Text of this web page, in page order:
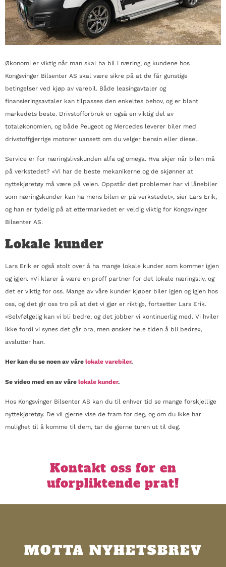
Økonomi er viktig når man skal ha bil i næring, og kundene hos
Kongsvinger Bilsenter AS skal være sikre på at de får gunstige
betingelser ved kjøp av varebil. Både leasingavtaler og
finansieringsavtaler kan tilpasses den enkeltes behov, og er blant
markedets beste. Drivstofforbruk er også en viktig del av
totaløkonomien, og både Peugeot og Mercedes leverer biler med
drivstoffgjerrige motorer uansett om du velger bensin eller diesel.
Service er for næringslivskunden alfa og omega. Hva skjer når bilen må
på verkstedet? «Vi har de beste mekanikerne og de skjønner at
nyttekjøretøy må være på veien. Oppstår det problemer har vi lånebiler
som næringskunder kan ha mens bilen er på verkstedet», sier Lars Erik,
og han er tydelig på at ettermarkedet er veldig viktig for Kongsvinger
Bilsenter AS.
Lokale kunder
Lars Erik er også stolt over å ha mange lokale kunder som kommer igjen
og igjen. «Vi klarer å være en proff partner for det lokale næringsliv, og
det er viktig for oss. Mange av våre kunder kjøper biler igjen og igjen hos
oss, og det gir oss tro på at det vi gjør er riktig», fortsetter Lars Erik.
«Selvfølgelig kan vi bli bedre, og det jobber vi kontinuerlig med. Vi hviler
ikke fordi vi synes det går bra, men ønsker hele tiden å bli bedre»,
avslutter han.
Her kan du se noen av våre lokale varebiler.
Se video med en av våre lokale kunder.
Hos Kongsvinger Bilsenter AS kan du til enhver tid se mange forskjellige
nyttekjøretøy. De vil gjerne vise de fram for deg, og om du ikke har
mulighet til å komme til dem, tar de gjerne turen ut til deg.
Kontakt oss for en
uforpliktende prat!
MOTTA NYHETSBREV